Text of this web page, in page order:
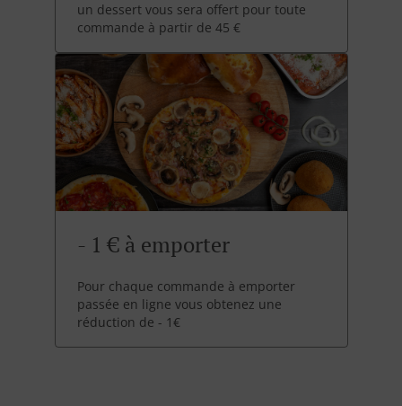
un dessert vous sera offert pour toute
commande à partir de 45 €
- 1 € à emporter
Pour chaque commande à emporter
passée en ligne vous obtenez une
réduction de - 1€